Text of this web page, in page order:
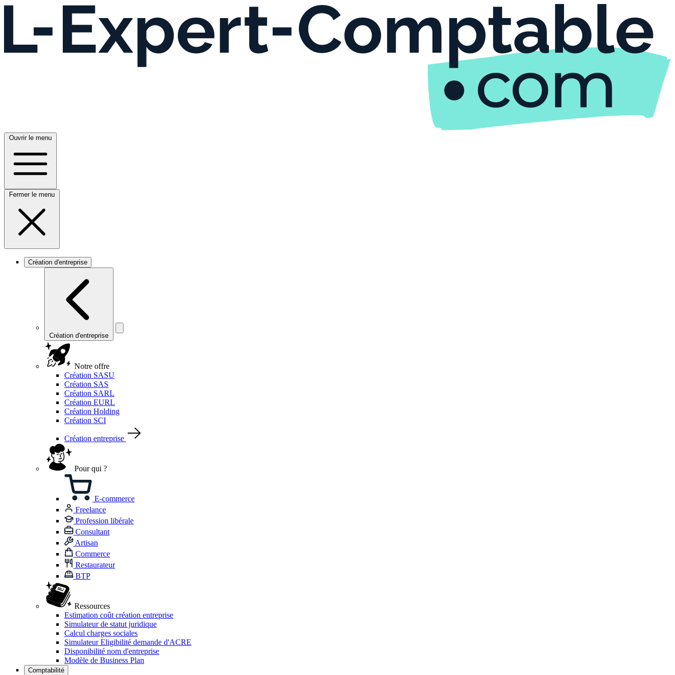
Ouvrir le menu
Fermer le menu
Création d'entreprise
Création d'entreprise
Notre offre
Création SASU
Création SAS
Création SARL
Création EURL
Création Holding
Création SCI
Création entreprise
Pour qui ?
E-commerce
Freelance
Profession libérale
Consultant
Artisan
Commerce
Restaurateur
BTP
Ressources
Estimation coût création entreprise
Simulateur de statut juridique
Calcul charges sociales
Simulateur Eligibilité demande d'ACRE
Disponibilité nom d'entreprise
Modèle de Business Plan
Comptabilité